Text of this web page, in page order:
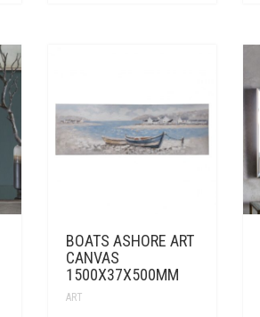
BOATS ASHORE ART
CANVAS
1500X37X500MM
ART